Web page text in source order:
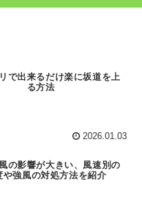
で出来るだけ楽に坂道を上
る方法
2026.01.03
の影響が大きい、風速別の
や強風の対処方法を紹介